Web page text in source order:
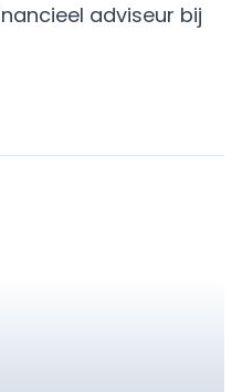
adviseur bij